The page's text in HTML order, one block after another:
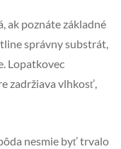
ak poznáte základné
správny substrát,
Lopatkovec
zadržiava vlhkosť,
nesmie byť trvalo